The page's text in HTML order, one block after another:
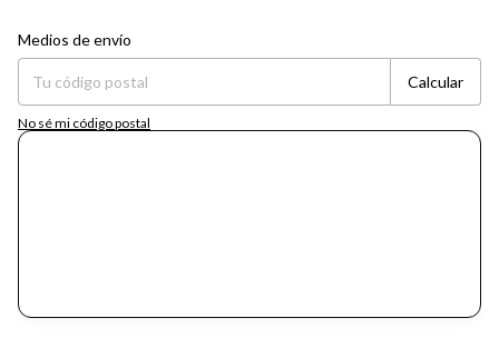
Entregas para el CP:
Medios de envío
Calcular
No sé mi código postal